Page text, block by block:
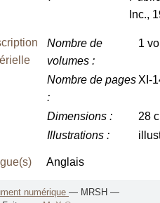
Inc.,
Nombre de
volumes:
1
Nombre de pages
:
XI-
Dimensions:
28
Illustrations:
Anglais
9780486260204
numérique — MRSH —